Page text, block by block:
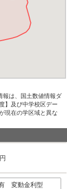
報は、国土数値情報ダ
】及び中学校区デー
現在の学区域と異な
変動金利型